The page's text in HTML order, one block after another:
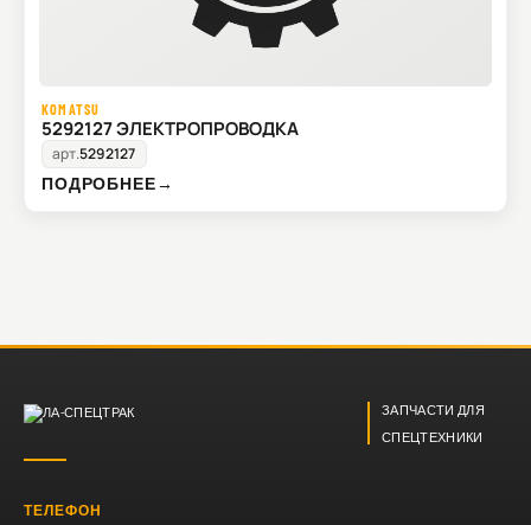
KOMATSU
5292127 ЭЛЕКТРОПРОВОДКА
арт.5292127
ПОДРОБНЕЕ→
ЗАПЧАСТИ ДЛЯ
СПЕЦТЕХНИКИ
ТЕЛЕФОН